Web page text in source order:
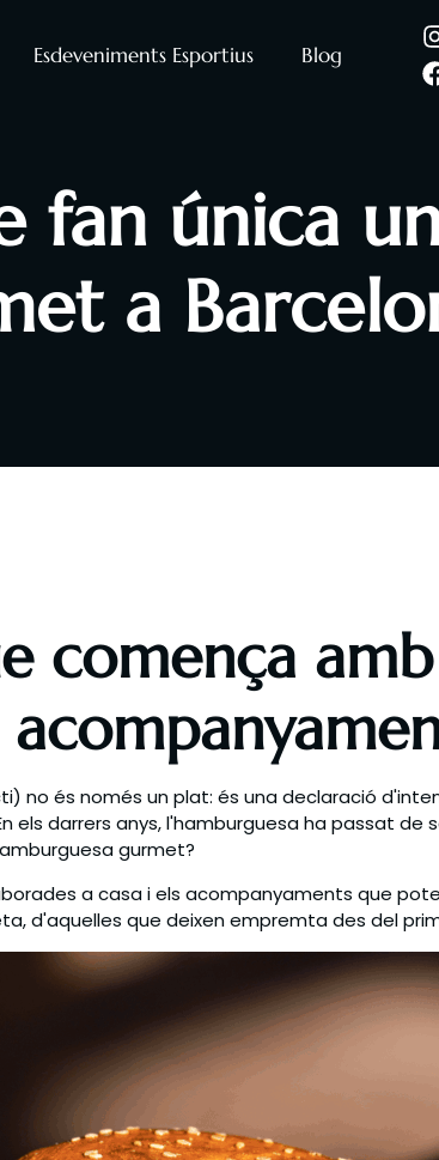
Esdeveniments Esportius Blog
fan única
a
comença
no és només un plat: és una declaració
darrers anys, l'hamburguesa ha passat de
gurmet?
a casa i els acompanyaments que
d'aquelles que deixen empremta des del